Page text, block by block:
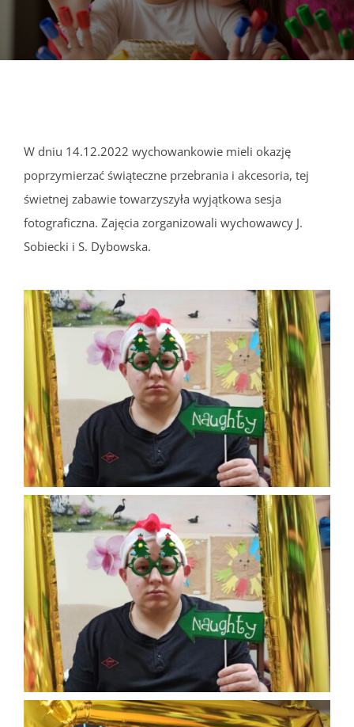
DOKUMENTY
PROJEKTY
WYKUS
W dniu 14.12.2022 wychowankowie mieli okazję
poprzymierzać świąteczne przebrania i akcesoria, tej
świetnej zabawie towarzyszyła wyjątkowa sesja
fotograficzna. Zajęcia zorganizowali wychowawcy J.
Sobiecki i S. Dybowska.